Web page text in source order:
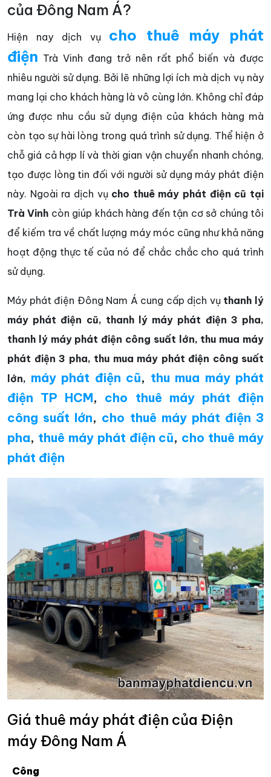
của Đông Nam Á?
Hiện nay dịch vụ cho thuê máy phát
điện Trà Vinh đang trở nên rất phổ biến và được
nhiêu người sử dụng. Bởi lẽ những lợi ích mà dịch vụ này
mang lại cho khách hàng là vô cùng lớn. Không chỉ đáp
ứng được nhu cầu sử dụng điện của khách hàng mà
còn tạo sự hài lòng trong quá trình sử dụng. Thể hiện ở
chỗ giá cả hợp lí và thời gian vận chuyển nhanh chóng,
tạo được lòng tin đối với người sử dụng máy phát điện
này. Ngoài ra dịch vụ cho thuê máy phát điện cũ tại
Trà Vinh còn giúp khách hàng đến tận cơ sở chúng tôi
để kiếm tra về chất lượng máy móc cũng như khả năng
hoạt động thực tế của nó để chắc chắc cho quá trình
sử dụng.
Máy phát điện Đông Nam Á cung cấp dịch vụ thanh lý
máy phát điện cũ, thanh lý máy phát điện 3 pha,
thanh lý máy phát điện công suất lớn, thu mua máy
phát điện 3 pha, thu mua máy phát điện công suất
lớn, máy phát điện cũ, thu mua máy phát
điện TP HCM, cho thuê máy phát điện
công suất lớn, cho thuê máy phát điện 3
pha, thuê máy phát điện cũ, cho thuê máy
phát điện
Giá thuê máy phát điện của Điện
máy Đông Nam Á
Công